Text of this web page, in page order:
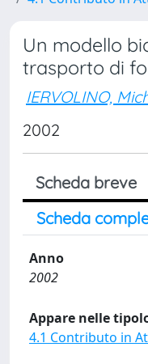
Un modello
trasporto di
IERVOLINO,
2002
Scheda breve
Scheda
Anno
2002
Appare nelle
4.1 Contributo in